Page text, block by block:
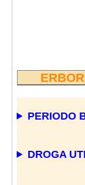
PERIODO
DROGA